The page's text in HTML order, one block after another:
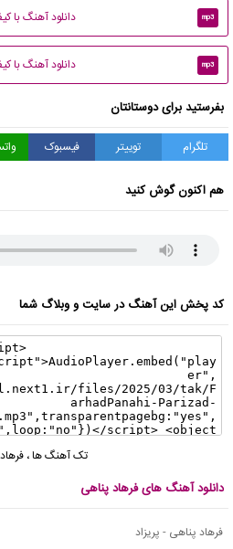
mp3 دانلود آهنگ با
mp3 دانلود آهنگ با
بفرستید برای دوستانتان
تلگرام توییتر فیسبوک
هم اکنون گوش کنید
کد پخش این آهنگ در سایت و وبلاگ شما
تک آهنگ ها،
دانلود آهنگ های فرهاد پناهی
فرهاد پناهی - پریزاد